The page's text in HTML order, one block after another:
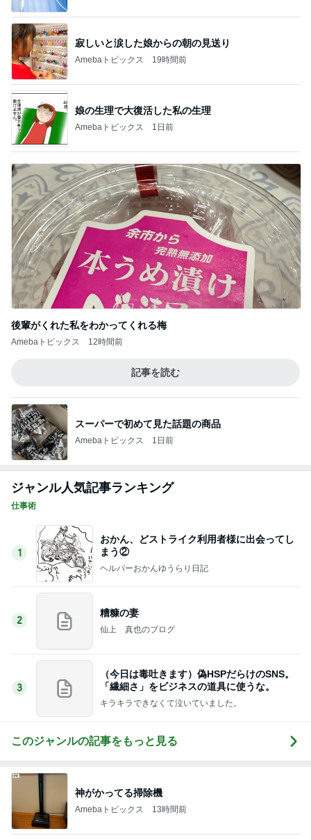
寂しいと涙した娘からの朝の見送り
Amebaトピックス 19時間前
娘の生理で大復活した私の生理
Amebaトピックス 1日前
後輩がくれた私をわかってくれる梅
Amebaトピックス 12時間前
記事を読む
スーパーで初めて見た話題の商品
Amebaトピックス 1日前
ジャンル人気記事ランキング
仕事術
1
おかん、どストライク利用者様に出会ってし
まう②
ヘルパーおかんゆうらり日記
2
糟糠の妻
仙上 真也のブログ
3
（今日は毒吐きます）偽HSPだらけのSNS。
「繊細さ」をビジネスの道具に使うな。
キラキラできなくて泣いていました。
このジャンルの記事をもっと見る
神がかってる掃除機
Amebaトピックス 13時間前